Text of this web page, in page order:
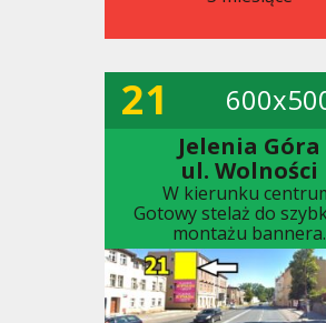
21
Jelenia Góra
ul. Wolności
W kierunku
Gotowy stelaż do
montażu bannera.